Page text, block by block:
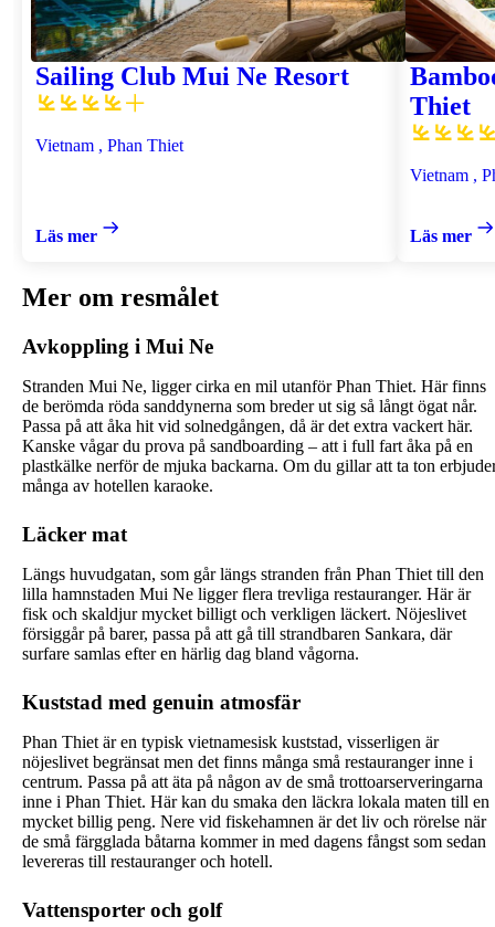
Sailing Club Mui Ne Resort
Vietnam , Phan Thiet
Läs mer
Thiet
Vietnam ,
Läs mer
Mer om resmålet
Avkoppling i Mui Ne
Stranden Mui Ne, ligger cirka en mil utanför Phan Thiet. Här finns
de berömda röda sanddynerna som breder ut sig så långt ögat når.
Passa på att åka hit vid solnedgången, då är det extra vackert här.
Kanske vågar du prova på sandboarding – att i full fart åka på en
plastkälke nerför de mjuka backarna. Om du gillar att ta ton
många av hotellen karaoke.
Läcker mat
Längs huvudgatan, som går längs stranden från Phan Thiet till den
lilla hamnstaden Mui Ne ligger flera trevliga restauranger. Här är
fisk och skaldjur mycket billigt och verkligen läckert. Nöjeslivet
försiggår på barer, passa på att gå till strandbaren Sankara, där
surfare samlas efter en härlig dag bland vågorna.
Kuststad med genuin atmosfär
Phan Thiet är en typisk vietnamesisk kuststad, visserligen är
nöjeslivet begränsat men det finns många små restauranger inne i
centrum. Passa på att äta på någon av de små trottoarserveringarna
inne i Phan Thiet. Här kan du smaka den läckra lokala maten till en
mycket billig peng. Nere vid fiskehamnen är det liv och rörelse när
de små färgglada båtarna kommer in med dagens fångst som sedan
levereras till restauranger och hotell.
Vattensporter och golf